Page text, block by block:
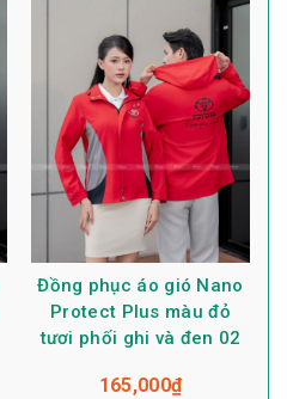
Đồng phục áo gió Nano
Protect Plus màu đỏ
tươi phối ghi và đen 02
165,000₫